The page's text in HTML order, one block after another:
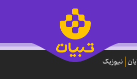
نیوزیک